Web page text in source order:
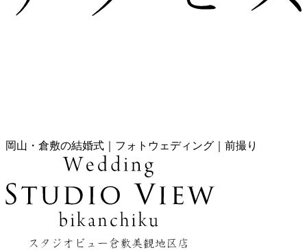
岡山・倉敷の結婚式｜フォトウェディング｜前撮り